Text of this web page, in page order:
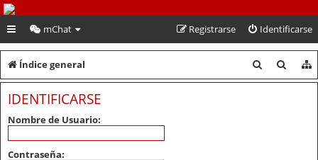
PeruVoley.com
mChat Identificarse
Registrarse
Índice general
u
u
IDENTIFICARSE
Nombre de Usuario:
Contraseña: